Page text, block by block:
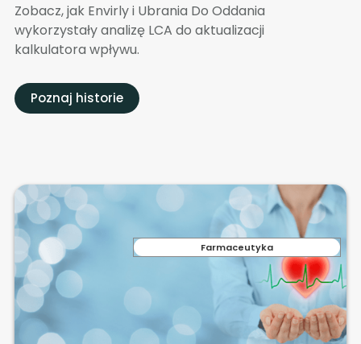
Zobacz, jak Envirly i Ubrania Do Oddania
wykorzystały analizę LCA do aktualizacji
kalkulatora wpływu.
Poznaj historie
Farmaceutyka